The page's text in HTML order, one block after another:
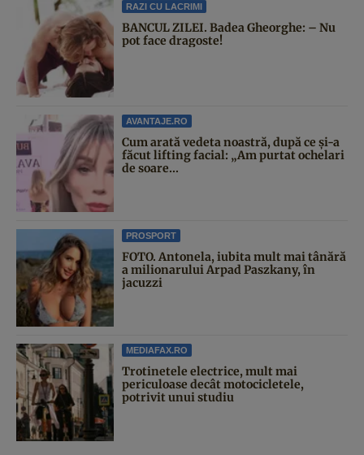
RAZI CU LACRIMI
BANCUL ZILEI. Badea Gheorghe: – Nu
pot face dragoste!
AVANTAJE.RO
Cum arată vedeta noastră, după ce și-a
făcut lifting facial: „Am purtat ochelari
de soare...
PROSPORT
FOTO. Antonela, iubita mult mai tânără
a milionarului Arpad Paszkany, în
jacuzzi
MEDIAFAX.RO
Trotinetele electrice, mult mai
periculoase decât motocicletele,
potrivit unui studiu